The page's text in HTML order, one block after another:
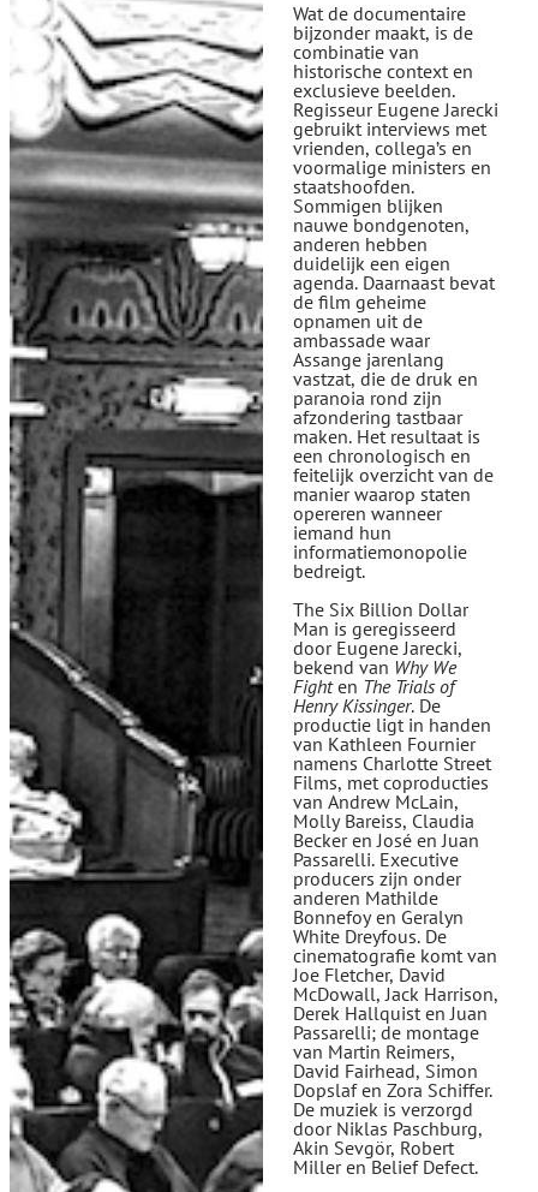
Wat de documentaire
bijzonder maakt, is de
combinatie van
historische context en
exclusieve beelden.
Regisseur Eugene Jarecki
gebruikt interviews met
vrienden, collega’s en
voormalige ministers en
staatshoofden.
Sommigen blijken
nauwe bondgenoten,
anderen hebben
duidelijk een eigen
agenda. Daarnaast bevat
de film geheime
opnamen uit de
ambassade waar
Assange jarenlang
vastzat, die de druk en
paranoia rond zijn
afzondering tastbaar
maken. Het resultaat is
een chronologisch en
feitelijk overzicht van de
manier waarop staten
opereren wanneer
iemand hun
informatiemonopolie
bedreigt.
The Six Billion Dollar
Man is geregisseerd
door Eugene Jarecki,
bekend van Why We
Fighten The Trials of
Henry Kissinger. De
productie ligt in handen
van Kathleen Fournier
namens Charlotte Street
Films, met coproducties
van Andrew McLain,
Molly Bareiss, Claudia
Becker en José en Juan
Passarelli. Executive
producers zijn onder
anderen Mathilde
Bonnefoy en Geralyn
White Dreyfous. De
cinematografie komt van
Joe Fletcher, David
McDowall, Jack Harrison,
Derek Hallquist en Juan
Passarelli; de montage
van Martin Reimers,
David Fairhead, Simon
Dopslaf en Zora Schiffer.
De muziek is verzorgd
door Niklas Paschburg,
Akin Sevgör, Robert
Miller en Belief Defect.